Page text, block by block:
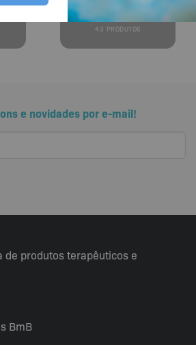
Z-VIBE E PONTEIRAS
43 PRODUTOS
e novidades por e-mail!
de produtos terapêuticos e
BmB